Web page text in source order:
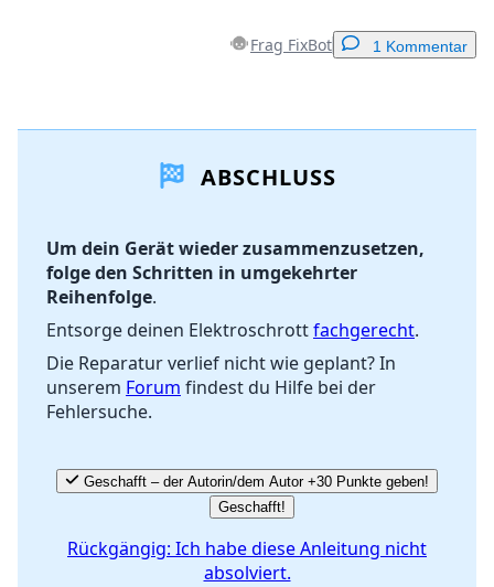
Frag FixBot 1 Kommentar
Kommentar hinzufügen
Abbrechen Kommentieren
ABSCHLUSS
Um dein Gerät wieder zusammenzusetzen,
folge den Schritten in umgekehrter
Reihenfolge.
Entsorge deinen Elektroschrottfachgerecht.
Die Reparatur verlief nicht wie geplant? In
unserem Forum findest du Hilfe bei der
Fehlersuche.
Geschafft – der Autorin/dem Autor +30 Punkte geben!
Geschafft!
Rückgängig: Ich habe diese Anleitung nicht
absolviert.